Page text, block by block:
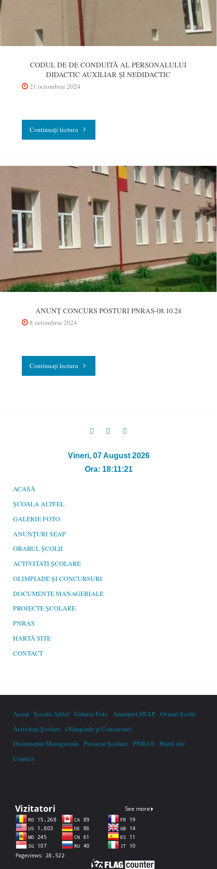
CODUL DE DE CONDUITĂ AL PERSONALULUI
DIDACTIC AUXILIAR ŞI NEDIDACTIC
21 octombrie 2024
Continuați lectura "CODUL
DE
PERSONALULUI
DIDACTIC
AUXILIAR
ŞI
ANUNȚ CONCURS POSTURI PNRAS-08.10.24
8 octombrie 2024
Continuați lectura "ANUNȚ
Vineri, 07 August 2026
Ora: 18:11:21
ACASĂ
ȘCOALA ALTFEL
GALERIE FOTO
ANUNȚURI SEAP
ORARUL ȘCOLII
ACTIVITATI ȘCOLARE
OLIMPIADE ȘI CONCURSURI
DOCUMENTE MANAGERIALE
PROIECTE ȘCOLARE
PNRAS
HARTĂ SITE
CONTACT
Acasă Școala Altfel Galerie Foto Anunțuri SEAP Orarul Școlii
Activitati Școlare Olimpiade și Concursuri
Documente Manageriale Proiecte Școlare PNRAS
Hartă site
Contact